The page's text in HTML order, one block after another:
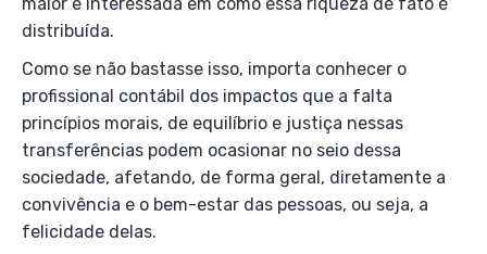
distribuída.
Como se não bastasse isso, importa conhecer o
profissional contábil dos impactos que a falta
princípios morais, de equilíbrio e justiça nessas
transferências podem ocasionar no seio dessa
sociedade, afetando, de forma geral, diretamente a
convivência e o bem-estar das pessoas, ou seja, a
felicidade delas.